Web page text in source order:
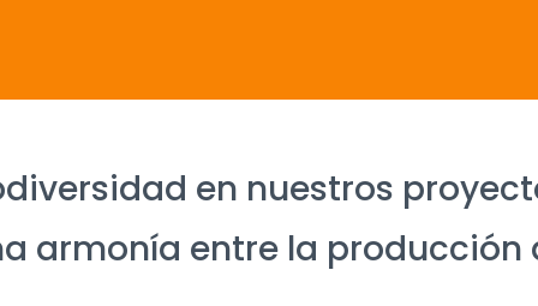
en nuestros
armonía entre la producción